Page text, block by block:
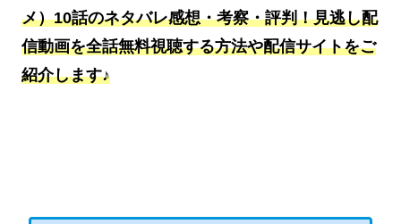
メ）10話のネタバレ感想・考察・評判！見逃し配
信動画を全話無料視聴する方法や配信サイトをご
紹介します♪